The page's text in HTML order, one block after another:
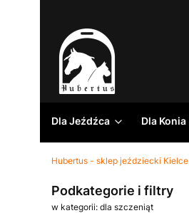
Dla Jeźdźca Dla Konia
Hubertus - sklep jeździecki Kielce
Podkategorie i filtry
w kategorii: dla szczeniąt